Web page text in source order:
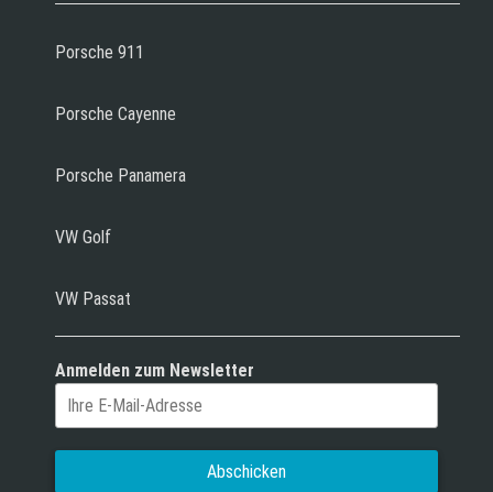
Porsche 911
Porsche Cayenne
Porsche Panamera
VW Golf
VW Passat
Anmelden zum Newsletter